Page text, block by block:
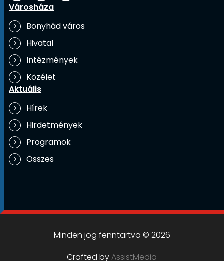
Városháza
Bonyhád város
Hivatal
Intézmények
Közélet
Aktuális
Hírek
Hirdetmények
Programok
Összes
Minden jog fenntartva © 2026
Crafted byAssistMedia